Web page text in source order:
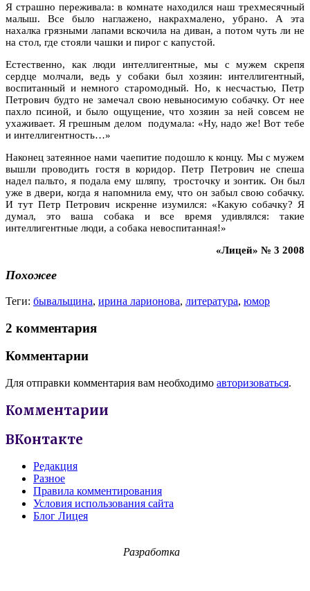
Я страшно переживала: в комнате находился наш трехмесячный
малыш. Все было наглажено, накрахмалено, убрано. А эта
нахалка грязными лапами вскочила на диван, а потом чуть ли не
на стол, где стояли чашки и пирог с капустой.
Естественно, как люди интеллигентные, мы с мужем скрепя
сердце молчали, ведь у собаки был хозяин: интеллигентный,
воспитанный и немного старомодный. Но, к несчастью, Петр
Петрович будто не замечал свою невыносимую собачку. От нее
пахло псиной, и было ощущение, что хозяин за ней совсем не
ухаживает. Я грешным делом подумала: «Ну, надо же! Вот тебе
и интеллигентность…»
Наконец затеянное нами чаепитие подошло к концу. Мы с мужем
вышли проводить гостя в коридор. Петр Петрович не спеша
надел пальто, я подала ему шляпу, тросточку и зонтик. Он был
уже в двери, когда я напомнила ему, что он забыл свою собачку.
И тут Петр Петрович искренне изумился: «Какую собачку? Я
думал, это ваша собака и все время удивлялся: такие
интеллигентные люди, а собака невоспитанная!»
«Лицей» № 3 2008
Похожее
Теги: бывальщина, ирина ларионова, литература, юмор
2 комментария
Комментарии
Для отправки комментария вам необходимо авторизоваться.
Комментарии
ВКонтакте
Редакция
Разное
Правила комментирования
Условия использования сайта
Блог Лицея
Разработка